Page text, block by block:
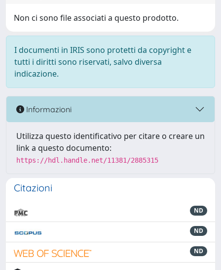
Non ci sono file associati a questo prodotto.
I documenti in IRIS sono protetti da copyright e
tutti i diritti sono riservati, salvo diversa
indicazione.
Informazioni
Utilizza questo identificativo per citare o creare un
link a questo documento:
https://hdl.handle.net/11381/2885315
Citazioni
ND
ND
ND